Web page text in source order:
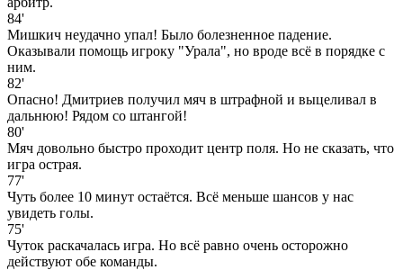
84'
Мишкич неудачно упал! Было болезненное падение.
Оказывали помощь игроку "Урала", но вроде всё в порядке с
ним.
82'
Опасно! Дмитриев получил мяч в штрафной и выцеливал в
дальнюю! Рядом со штангой!
80'
Мяч довольно быстро проходит центр поля. Но не сказать, что
игра острая.
77'
Чуть более 10 минут остаётся. Всё меньше шансов у нас
увидеть голы.
75'
Чуток раскачалась игра. Но всё равно очень осторожно
действуют обе команды.